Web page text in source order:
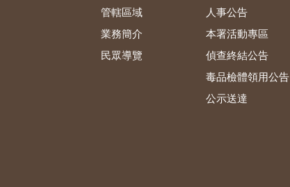
管轄區域
業務簡介
民眾導覽
人事公告
本署活動專區
偵查終結公告
毒品檢體領用公告
公示送達